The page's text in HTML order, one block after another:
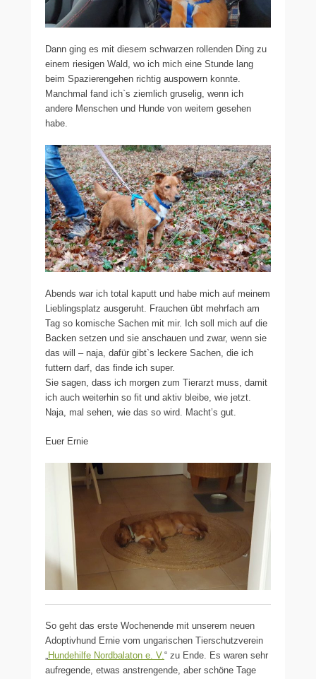
Dann ging es mit diesem schwarzen rollenden Ding zu
einem riesigen Wald, wo ich mich eine Stunde lang
beim Spazierengehen richtig auspowern konnte.
Manchmal fand ich`s ziemlich gruselig, wenn ich
andere Menschen und Hunde von weitem gesehen
habe.
Abends war ich total kaputt und habe mich auf meinem
Lieblingsplatz ausgeruht. Frauchen übt mehrfach am
Tag so komische Sachen mit mir. Ich soll mich auf die
Backen setzen und sie anschauen und zwar, wenn sie
das will – naja, dafür gibt`s leckere Sachen, die ich
futtern darf, das finde ich super.
Sie sagen, dass ich morgen zum Tierarzt muss, damit
ich auch weiterhin so fit und aktiv bleibe, wie jetzt.
Naja, mal sehen, wie das so wird. Macht’s gut.
Euer Ernie
So geht das erste Wochenende mit unserem neuen
Adoptivhund Ernie vom ungarischen Tierschutzverein
„Hundehilfe Nordbalaton e. V.“ zu Ende. Es waren sehr
aufregende, etwas anstrengende, aber schöne Tage